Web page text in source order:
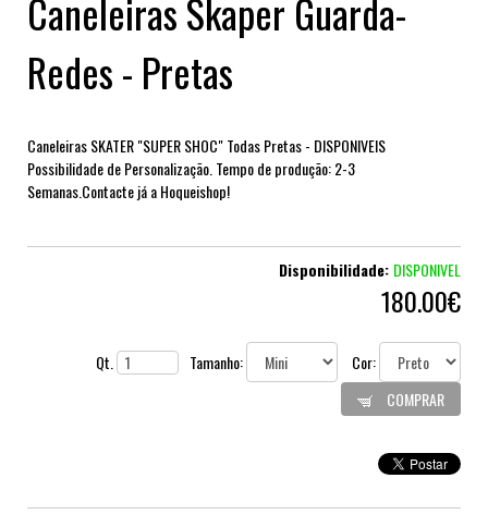
Caneleiras Skaper Guarda-
Redes - Pretas
Caneleiras SKATER "SUPER SHOC" Todas Pretas - DISPONIVEIS
Possibilidade de Personalização. Tempo de produção: 2-3
Semanas.Contacte já a Hoqueishop!
Disponibilidade: DISPONIVEL
180.00€
Qt. Tamanho:
Cor:
COMPRAR